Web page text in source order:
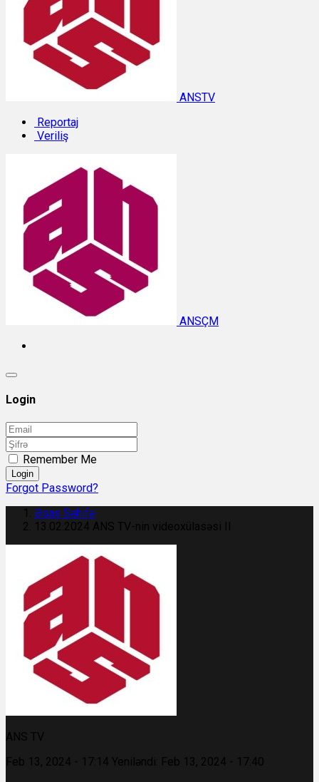
ANSTV
Reportaj
Veriliş
ANSÇM
Login
Remember Me
Login
Forgot Password?
Əsas Səhifə
13.02.2024 ANS TV-nin videoxülasəsi II
ANS TV
Feb 13, 2024 - 17:14 Yeniləndi: Feb 13, 2024 - 17:40